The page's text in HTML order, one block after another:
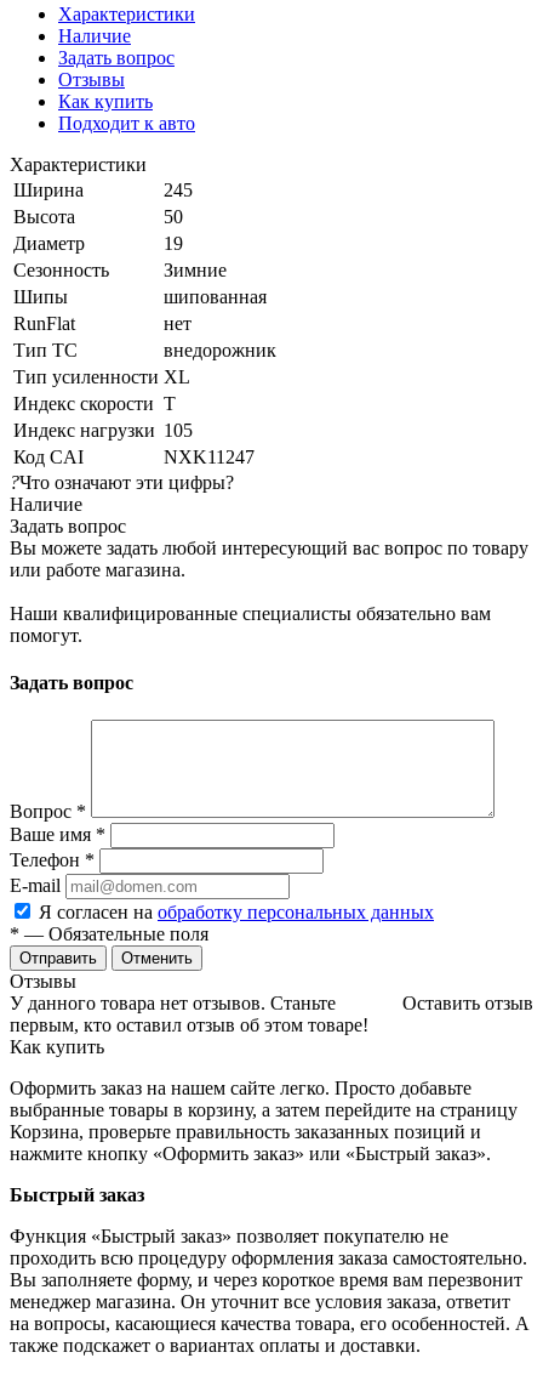
Характеристики
Наличие
Задать вопрос
Отзывы
Как купить
Подходит к авто
Характеристики
Ширина
245
Высота
50
Диаметр
19
Сезонность
Зимние
Шипы
шипованная
RunFlat
нет
Тип ТС
внедорожник
Тип усиленности XL
Индекс скорости T
Индекс нагрузки 105
Код CAI
NXK11247
?Что означают эти цифры?
Наличие
Задать вопрос
Вы можете задать любой интересующий вас вопрос по товару
или работе магазина.
Наши квалифицированные специалисты обязательно вам
помогут.
Задать вопрос
Вопрос *
Ваше имя *
Телефон *
E-mail
Я согласен на обработку персональных данных
* — Обязательные поля
Отменить
Отзывы
Оставить отзыв
У данного товара нет отзывов. Станьте
первым, кто оставил отзыв об этом товаре!
Как купить
Оформить заказ на нашем сайте легко. Просто добавьте
выбранные товары в корзину, а затем перейдите на страницу
Корзина, проверьте правильность заказанных позиций и
нажмите кнопку «Оформить заказ» или «Быстрый заказ».
Быстрый заказ
Функция «Быстрый заказ» позволяет покупателю не
проходить всю процедуру оформления заказа самостоятельно.
Вы заполняете форму, и через короткое время вам перезвонит
менеджер магазина. Он уточнит все условия заказа, ответит
на вопросы, касающиеся качества товара, его особенностей. А
также подскажет о вариантах оплаты и доставки.